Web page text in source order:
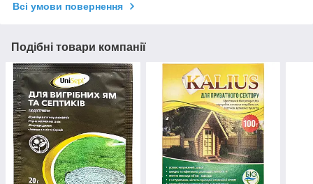
Всі умови повернення
Подібні товари компанії